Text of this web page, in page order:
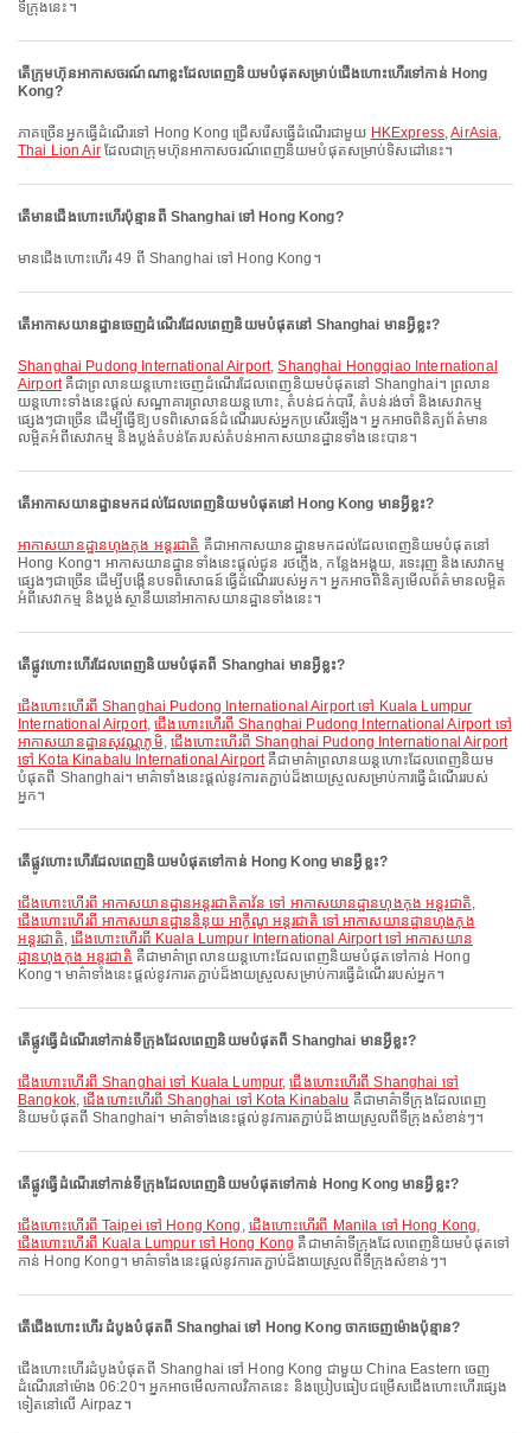
ទីក្រុងនេះ។
តើក្រុមហ៊ុនអាកាសចរណ៍ណាខ្លះដែលពេញនិយមបំផុតសម្រាប់ជើងហោះហើរទៅកាន់ Hong
Kong?
ភាគច្រើនអ្នកធ្វើដំណើរទៅ Hong Kong ជ្រើសរើសធ្វើដំណើរជាមួយ HKExpress,AirAsia,
Thai Lion Airដែលជាក្រុមហ៊ុនអាកាសចរណ៍ពេញនិយមបំផុតសម្រាប់ទិសដៅនេះ។
តើមានជើងហោះហើរប៉ុន្មានពី Shanghai ទៅ Hong Kong?
មានជើងហោះហើរ 49 ពី Shanghai ទៅ Hong Kong។
តើអាកាសយានដ្ឋានចេញដំណើរដែលពេញនិយមបំផុតនៅ Shanghai មានអ្វីខ្លះ?
Shanghai Pudong International Airport,Shanghai Hongqiao International
Airportគឺជាព្រលានយន្តហោះចេញដំណើរដែលពេញនិយមបំផុតនៅ Shanghai។ ព្រលាន
យន្តហោះទាំងនេះផ្តល់ សណ្ឋាគារព្រលានយន្តហោះ, តំបន់ជក់បារី, តំបន់រង់ចាំ និងសេវាកម្ម
ផ្សេងៗជាច្រើន ដើម្បីធ្វើឱ្យបទពិសោធន៍ដំណើររបស់អ្នកប្រសើរឡើង។ អ្នកអាចពិនិត្យព័ត៌មាន
លម្អិតអំពីសេវាកម្ម និងប្លង់តំបន់តែរបស់តំបន់អាកាសយានដ្ឋានទាំងនេះបាន។
តើអាកាសយានដ្ឋានមកដល់ដែលពេញនិយមបំផុតនៅ Hong Kong មានអ្វីខ្លះ?
អាកាសយានដ្ឋានហុងកុង អន្តរជាតិ គឺជាអាកាសយានដ្ឋានមកដល់ដែលពេញនិយមបំផុតនៅ
Hong Kong។ អាកាសយានដ្ឋានទាំងនេះផ្តល់ជូន រថភ្លើង, កន្លែងអង្គុយ, រទេះរុញ និងសេវាកម្ម
ផ្សេងៗជាច្រើន ដើម្បីបង្កើនបទពិសោធន៍ធ្វើដំណើររបស់អ្នក។ អ្នកអាចពិនិត្យមើលព័ត៌មានលម្អិត
អំពីសេវាកម្ម និងប្លង់ស្ថានីយនៅអាកាសយានដ្ឋានទាំងនេះ។
តើផ្លូវហោះហើរដែលពេញនិយមបំផុតពី Shanghai មានអ្វីខ្លះ?
ជើងហោះហើរពី Shanghai Pudong International Airport ទៅ Kuala Lumpur
International Airport,ជើងហោះហើរពី Shanghai Pudong International Airport ទៅ
អាកាសយានដ្ឋានសុវណ្ណភូមិ, ជើងហោះហើរពី Shanghai Pudong International Airport
ទៅ Kota Kinabalu International Airportគឺជាមាគ៌ាព្រលានយន្តហោះដែលពេញនិយម
បំផុតពី Shanghai។ មាគ៌ាទាំងនេះផ្តល់នូវការតភ្ជាប់ដ៏ងាយស្រួលសម្រាប់ការធ្វើដំណើររបស់
អ្នក។
តើផ្លូវហោះហើរដែលពេញនិយមបំផុតទៅកាន់ Hong Kong មានអ្វីខ្លះ?
ជើងហោះហើរពី អាកាសយានដ្ឋានអន្តរជាតិតាវ័ន ទៅ អាកាសយានដ្ឋានហុងកុង អន្តរជាតិ,
ជើងហោះហើរពី អាកាសយានដ្ឋាននិនុយ អាកូីណូ អន្តរជាតិ ទៅ អាកាសយានដ្ឋានហុងកុង
អន្តរជាតិ, ជើងហោះហើរពី Kuala Lumpur International Airport ទៅ អាកាសយាន
ដ្ឋានហុងកុង អន្តរជាតិ គឺជាមាគ៌ាព្រលានយន្តហោះដែលពេញនិយមបំផុតទៅកាន់ Hong
Kong។ មាគ៌ាទាំងនេះផ្តល់នូវការតភ្ជាប់ដ៏ងាយស្រួលសម្រាប់ការធ្វើដំណើររបស់អ្នក។
តើផ្លូវធ្វើដំណើរទៅកាន់ទីក្រុងដែលពេញនិយមបំផុតពី Shanghai មានអ្វីខ្លះ?
ជើងហោះហើរពី Shanghai ទៅ Kuala Lumpur,ជើងហោះហើរពី Shanghai ទៅ
Bangkok,ជើងហោះហើរពី Shanghai ទៅ Kota Kinabalu គឺជាមាគ៌ាទីក្រុងដែលពេញ
និយមបំផុតពី Shanghai។ មាគ៌ាទាំងនេះផ្តល់នូវការតភ្ជាប់ដ៏ងាយស្រួលពីទីក្រុងសំខាន់ៗ។
តើផ្លូវធ្វើដំណើរទៅកាន់ទីក្រុងដែលពេញនិយមបំផុតទៅកាន់ Hong Kong មានអ្វីខ្លះ?
ជើងហោះហើរពី Taipei ទៅ Hong Kong , ជើងហោះហើរពី Manila ទៅ Hong Kong,
ជើងហោះហើរពី Kuala Lumpur ទៅ Hong Kong គឺជាមាគ៌ាទីក្រុងដែលពេញនិយមបំផុតទៅ
កាន់ Hong Kong។ មាគ៌ាទាំងនេះផ្តល់នូវការតភ្ជាប់ដ៏ងាយស្រួលពីទីក្រុងសំខាន់ៗ។
តើជើងហោះហើរ ដំបូងបំផុតពី Shanghai ទៅ Hong Kong ចាកចេញម៉ោងប៉ុន្មាន?
ជើងហោះហើរដំបូងបំផុតពី Shanghai ទៅ Hong Kong ជាមួយ China Eastern ចេញ
ដំណើរនៅម៉ោង 06:20។ អ្នកអាចមើលកាលវិភាគនេះ និងប្រៀបធៀបជម្រើសជើងហោះហើរផ្សេង
ទៀតនៅលើ Airpaz។